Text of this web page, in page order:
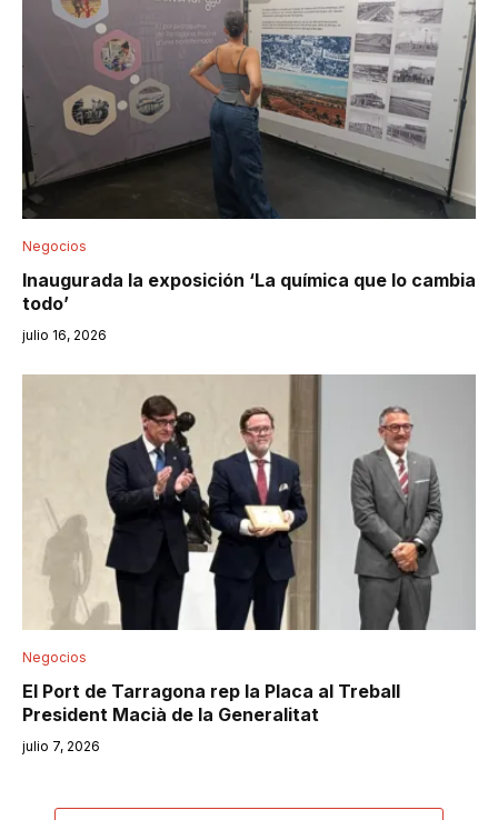
Negocios
Inaugurada la exposición ‘La química que lo cambia
todo’
julio 16, 2026
Negocios
El Port de Tarragona rep la Placa al Treball
President Macià de la Generalitat
julio 7, 2026